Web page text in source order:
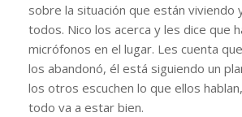
sobre la situación que están viviendo
todos. Nico los acerca y les dice que
micrófonos en el lugar. Les cuenta
los abandonó, él está siguiendo un
los otros escuchen lo que ellos
todo va a estar bien.